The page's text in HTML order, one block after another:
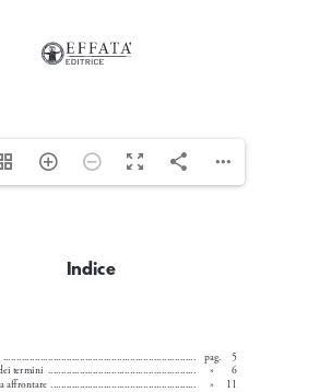
documentation.